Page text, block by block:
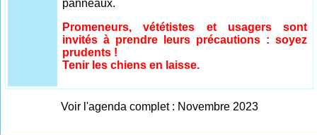
panneaux.
Promeneurs, vététistes et usagers sont
invités à prendre leurs précautions : soyez
prudents !
Tenir les chiens en laisse.
Voir l'agenda complet : Novembre 2023